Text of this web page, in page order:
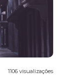
1106 visualizações